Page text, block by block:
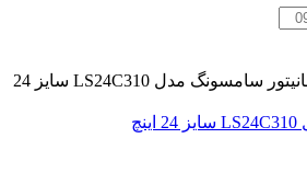
/ مانیتور سامسونگ مدل LS24C310 سایز 24